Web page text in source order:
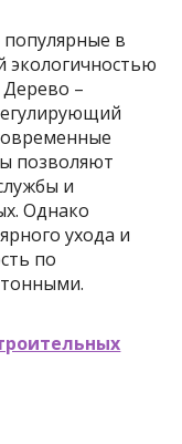
в
экологичностью
–
позволяют
и
Однако
ухода и
по